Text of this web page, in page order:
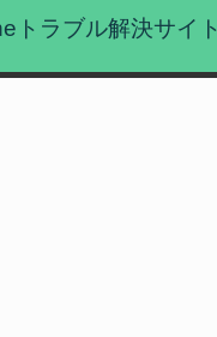
トラブル解決サイト